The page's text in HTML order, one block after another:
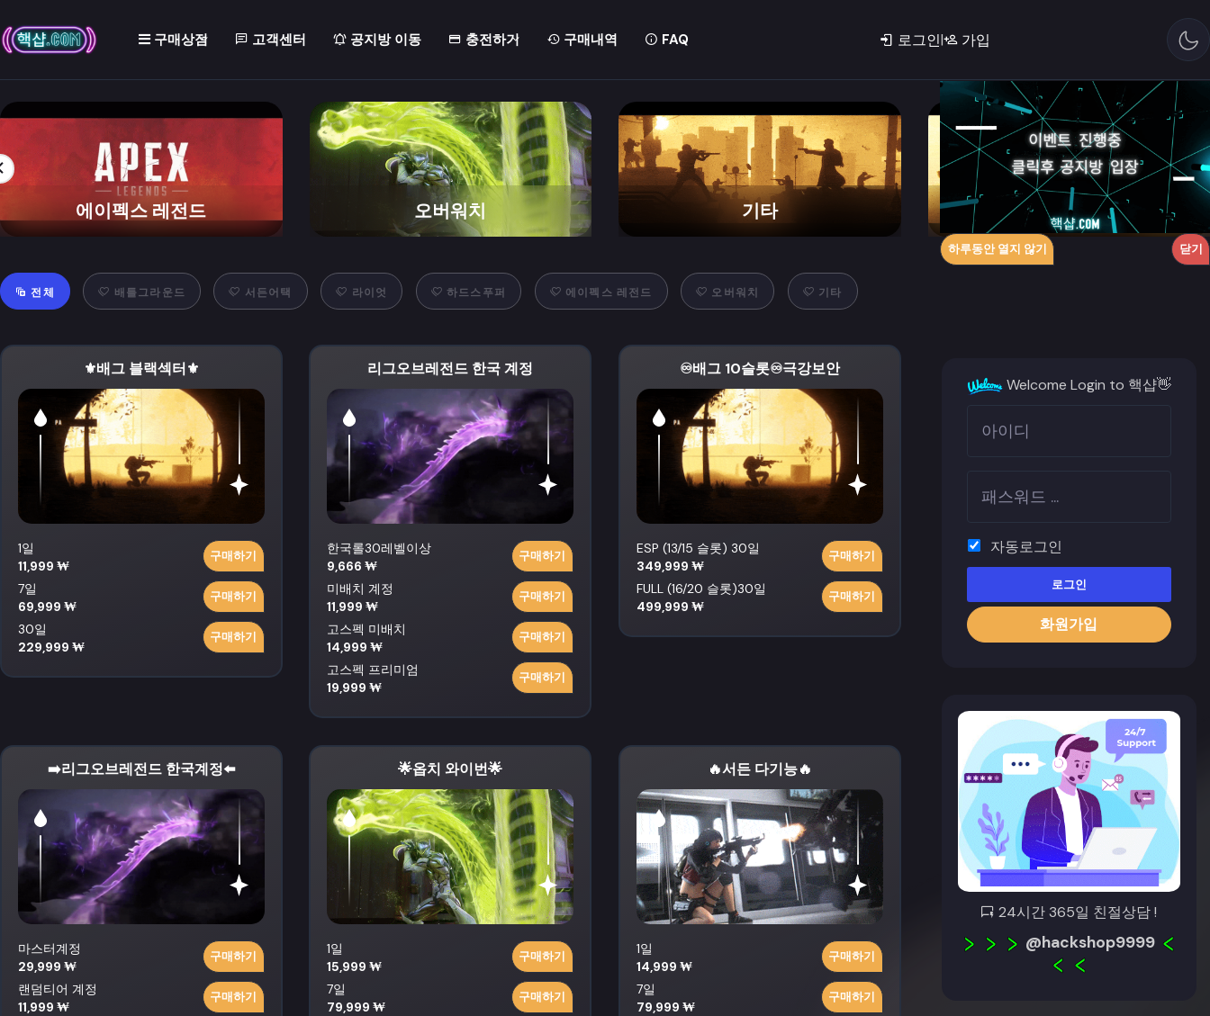
구매상점 고객센터 공지방 이동 충전하기 구매내역 FAQ 로그인| 가입
오버워치 기타 배틀그라운드 서든어택
전체 배틀그라운드 서든어택 라이엇 하드스푸퍼 에이펙스 레전드 오버워치 기타
⚜️배그 블랙섹터⚜️
1일
11,999 ₩
구매하기
7일
69,999 ₩
구매하기
30일
229,999 ₩
구매하기
리그오브레전드 한국 계정
한국롤30레벨이상
9,666 ₩
구매하기
미배치 계정
11,999 ₩
구매하기
고스펙 미배치
14,999 ₩
구매하기
고스펙 프리미엄
19,999 ₩
구매하기
♾️배그 10슬롯♾️극강보안
ESP (13/15 슬롯) 30일
349,999 ₩
구매하기
FULL (16/20 슬롯)30일
499,999 ₩
구매하기
➡️리그오브레전드 한국계정⬅️
마스터계정
29,999 ₩
구매하기
랜덤티어 계정
11,999 ₩
구매하기
🌟옵치 와이번🌟
1일
15,999 ₩
구매하기
7일
79,999 ₩
구매하기
🔥서든 다기능🔥
1일
14,999 ₩
구매하기
7일
79,999 ₩
구매하기
Welcome Login to 핵샵👋
자동로그인
로그인
화원가입
24시간 365일 친절상담 !
@hackshop9999
하루동안 열지 않기 닫기